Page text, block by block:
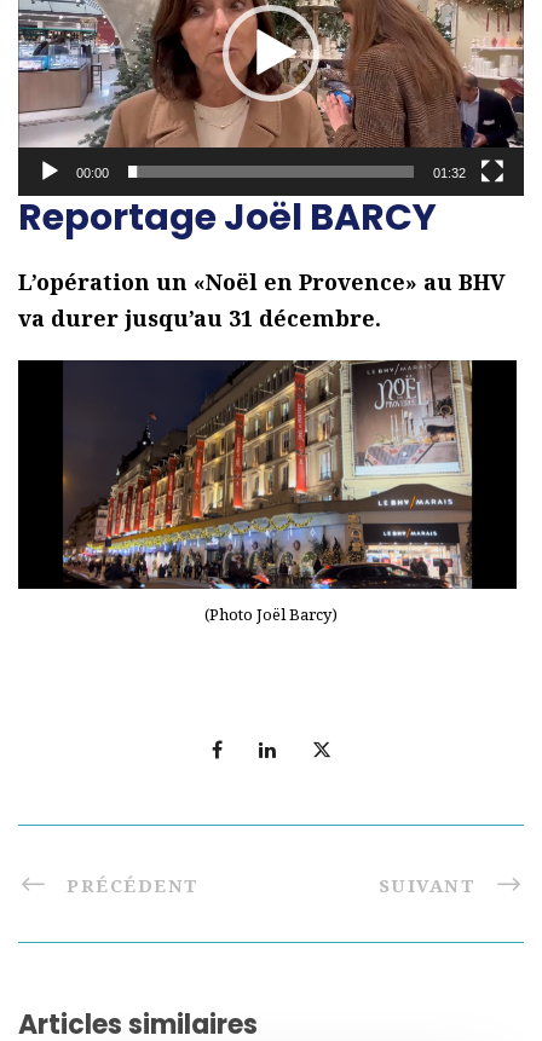
t
e
u
r
é
o
00:00 01:32
Reportage Joël BARCY
L’opération un «Noël en Provence» au BHV
va durer jusqu’au 31 décembre.
(Photo Joël Barcy)
PRÉCÉDENT SUIVANT
Articles similaires